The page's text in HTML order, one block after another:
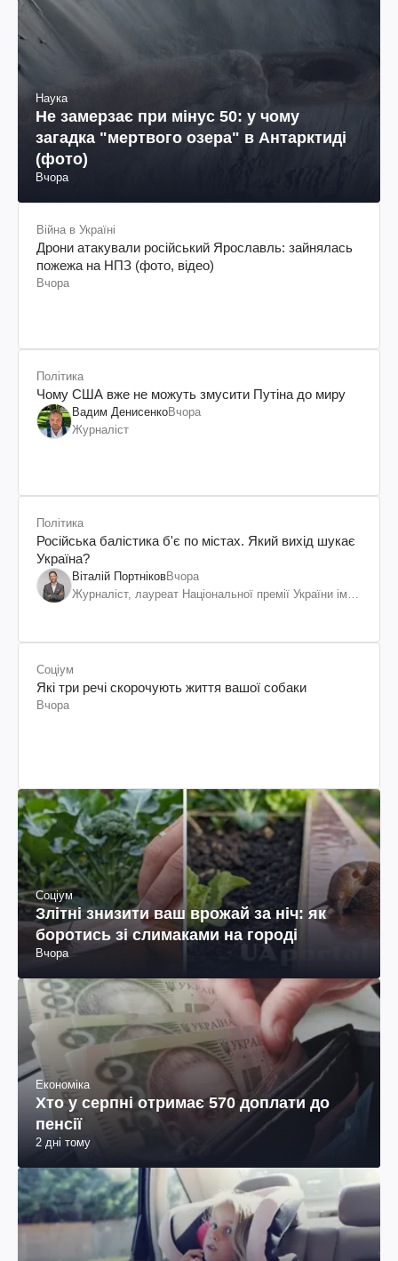
Наука
Не замерзає при мінус 50: у чому
загадка "мертвого озера" в Антарктиді
(фото)
Вчора
Війна в Україні
Дрони атакували російський Ярославль: зайнялась
пожежа на НПЗ (фото, відео)
Вчора
Політика
Чому США вже не можуть змусити Путіна до миру
Вадим ДенисенкоВчора
Журналіст
Політика
Російська балістика б'є по містах. Який вихід шукає
Україна?
Віталій ПортніковВчора
Журналіст, лауреат Національної премії України ім.
Соціум
Які три речі скорочують життя вашої собаки
Вчора
Соціум
Злітні знизити ваш врожай за ніч: як
боротись зі слимаками на городі
Вчора
Економіка
Хто у серпні отримає 570 доплати до
пенсії
2 дні тому